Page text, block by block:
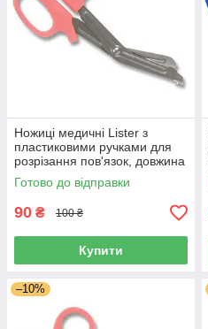
Ножиці медичні Lister з
пластиковими ручками для
розрізання пов'язок, довжина
16,5 см, Польща
Готово до відправки
90 ₴ 100 ₴
Купити
–10%